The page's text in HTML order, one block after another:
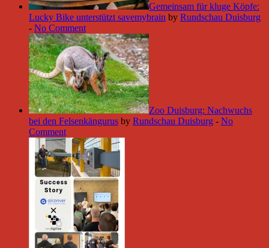
Gemeinsam für kluge Köpfe:
Lucky Bike unterstützt savemybrain by Rundschau Duisburg
- No Comment
Zoo Duisburg: Nachwuchs
bei den Felsenkängurus by Rundschau Duisburg - No
Comment